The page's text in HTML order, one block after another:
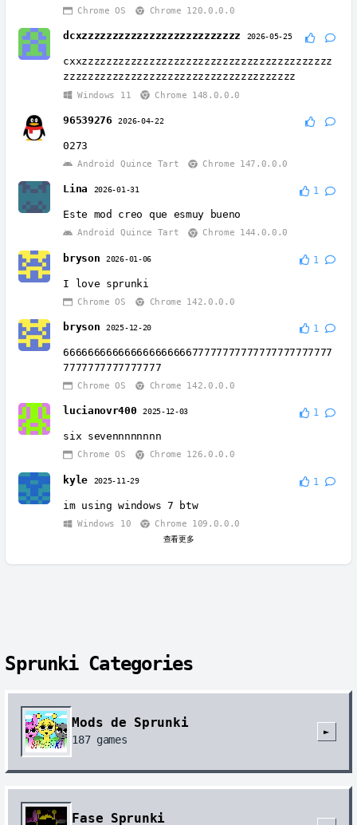
Chrome OS Chrome 120.0.0.0
dcxzzzzzzzzzzzzzzzzzzzzzzzzzz 2026-05-25
cxxzzzzzzzzzzzzzzzzzzzzzzzzzzzzzzzzzzzzzzzzz
zzzzzzzzzzzzzzzzzzzzzzzzzzzzzzzzzzzzzz
Windows 11 Chrome 148.0.0.0
96539276 2026-04-22
0273
Android Quince Tart Chrome 147.0.0.0
Lina 2026-01-31 1
Este mod creo que esmuy bueno
Android Quince Tart Chrome 144.0.0.0
bryson 2026-01-06 1
I love sprunki
Chrome OS Chrome 142.0.0.0
bryson 2025-12-20 1
66666666666666666666677777777777777777777777
7777777777777777
Chrome OS Chrome 142.0.0.0
lucianovr400 2025-12-03 1
six sevennnnnnnn
Chrome OS Chrome 126.0.0.0
kyle 2025-11-29 1
im using windows 7 btw
Windows 10 Chrome 109.0.0.0
查看更多
Sprunki Categories
Mods de Sprunki
187games
►
Fase Sprunki